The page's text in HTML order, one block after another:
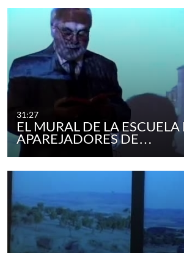
31:27
EL MURAL DE LA ESCUELA
APAREJADORES DE…